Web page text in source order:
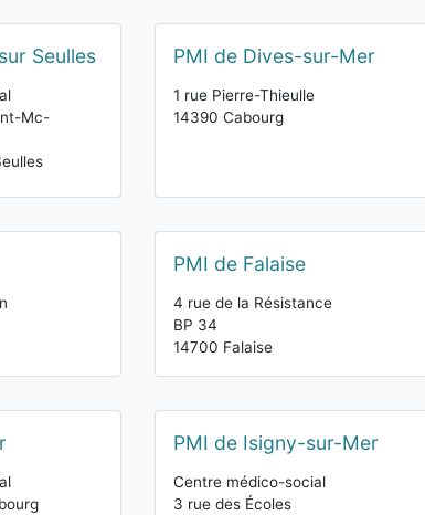
Seulles
Mc-
PMI de Dives-sur-Mer
1 rue Pierre-Thieulle
14390 Cabourg
PMI de Falaise
4 rue de la Résistance
BP 34
14700 Falaise
PMI de Isigny-sur-Mer
Centre médico-social
3 rue des Écoles